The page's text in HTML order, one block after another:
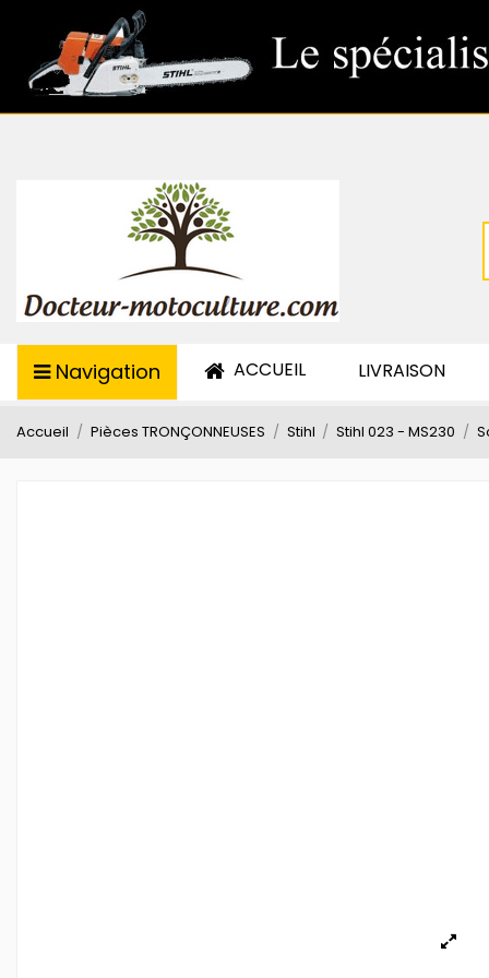
Navigation ACCUEIL LIVRAISON
Accueil Pièces TRONÇONNEUSES Stihl Stihl 023 - MS230